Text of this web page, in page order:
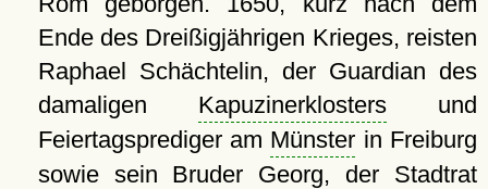
Ende des Dreißigjährigen Krieges, reisten
Raphael Schächtelin, der Guardian des
damaligen Kapuzinerklostersund
Feiertagsprediger am Münster in Freiburg
sowie sein Bruder Georg, der Stadtrat